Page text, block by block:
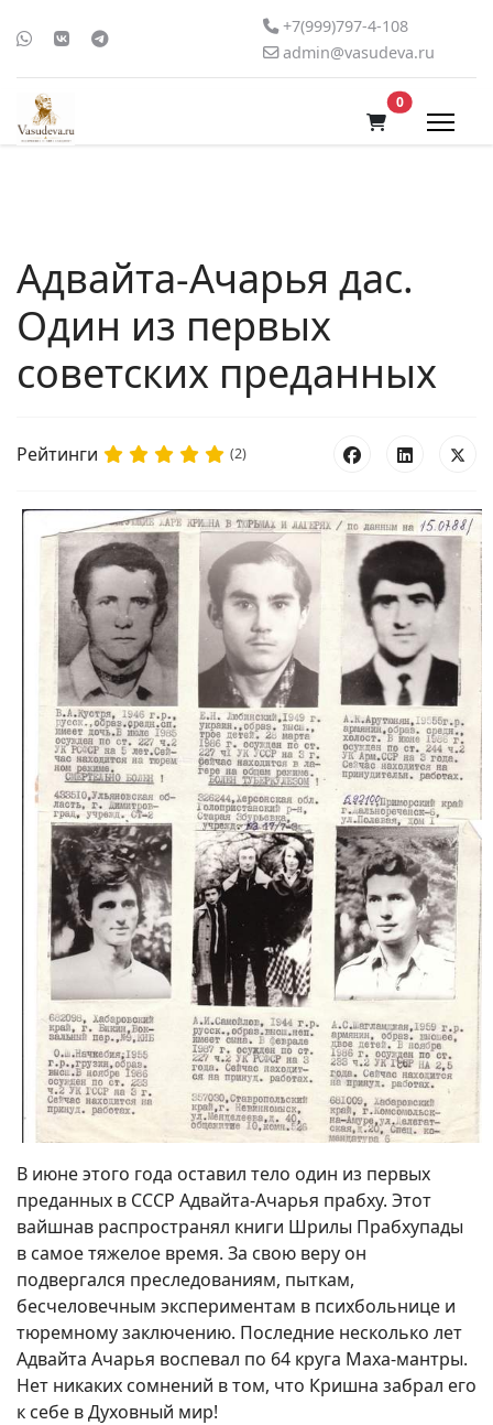
+7(999)797-4-108
admin@vasudeva.ru
0В корзину
Адвайта-Ачарья дас.
Один из первых
советских преданных
Рейтинги (2)
В июне этого года оставил тело один из первых
преданных в СССР Адвайта-Ачарья прабху. Этот
вайшнав распространял книги Шрилы Прабхупады
в самое тяжелое время. За свою веру он
подвергался преследованиям, пыткам,
бесчеловечным экспериментам в психбольнице и
тюремному заключению. Последние несколько лет
Адвайта Ачарья воспевал по 64 круга Маха-мантры.
Нет никаких сомнений в том, что Кришна забрал его
к себе в Духовный мир!